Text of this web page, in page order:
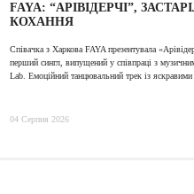
FAYA: “АРІВІДЕРЧІ”,
КОХАННЯ
Співачка з Харкова FAYA презентувала
перший сингл, випущений у співпраці з
Lab. Емоційний танцювальний трек із яскравими
04 Серпня 2026